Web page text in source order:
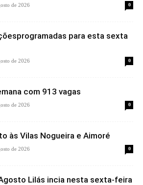
de 2026 0
para esta sexta
de 2026 0
com 913 vagas
de 2026 0
às Vilas Nogueira e Aimoré
de 2026 0
Lilás incia nesta sexta-feira